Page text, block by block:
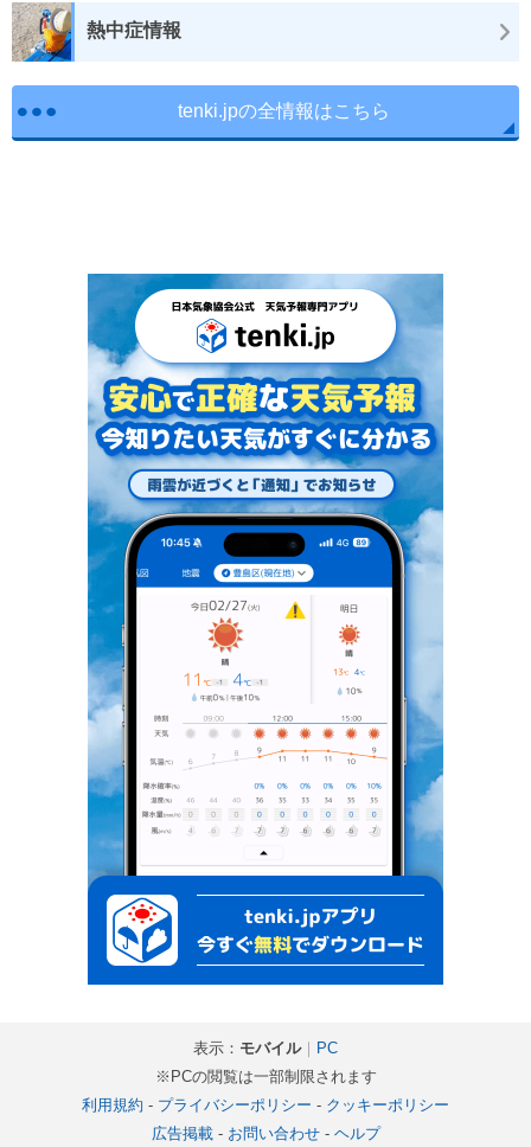
熱中症情報
tenki.jpの全情報はこちら
表示： モバイル｜ PC
※PCの閲覧は一部制限されます
利用規約 - プライバシーポリシー - クッキーポリシー
広告掲載- お問い合わせ- ヘルプ